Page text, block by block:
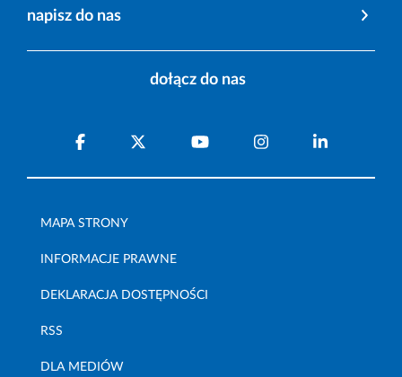
napisz do nas
dołącz do nas
MAPA STRONY
INFORMACJE PRAWNE
DEKLARACJA DOSTĘPNOŚCI
RSS
DLA MEDIÓW